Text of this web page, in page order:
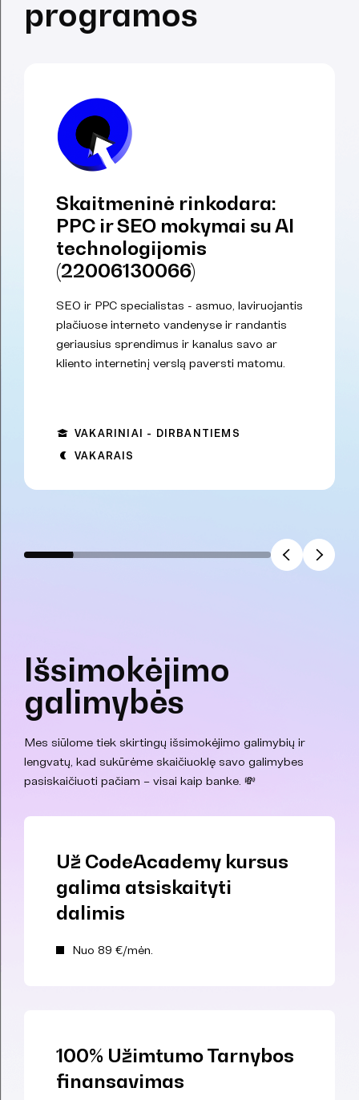
programos
Skaitmeninė rinkodara:
PPC ir SEO mokymai su AI
technologijomis
(22006130066)
SEO ir PPC specialistas - asmuo, laviruojantis
plačiuose interneto vandenyse ir randantis
geriausius sprendimus ir kanalus savo ar
kliento internetinį verslą paversti matomu.
VAKARINIAI - DIRBANTIEMS
VAKARAIS
Išsimokėjimo
galimybės
Mes siūlome tiek skirtingų išsimokėjimo galimybių ir
lengvatų, kad sukūrėme skaičiuoklę savo galimybes
pasiskaičiuoti pačiam – visai kaip banke. 💸
Už CodeAcademy kursus
galima atsiskaityti
dalimis
Nuo 89 €/mėn.
100% Užimtumo Tarnybos
finansavimas